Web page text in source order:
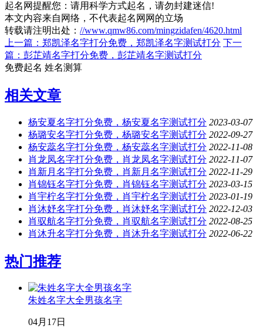
起名网提醒您：请用科学方式起名，请勿封建迷信!
本文内容来自网络，不代表起名网网的立场
转载请注明出处： //www.qmw86.com/mingzidafen/4620.html
上一篇：郑凯泽名字打分免费，郑凯泽名字测试打分 下一
篇：彭芷靖名字打分免费，彭芷靖名字测试打分
免费起名 姓名测算
相关文章
杨安夏名字打分免费，杨安夏名字测试打分 2023-03-07
杨璐安名字打分免费，杨璐安名字测试打分 2022-09-27
杨安蕊名字打分免费，杨安蕊名字测试打分 2022-11-08
肖龙凤名字打分免费，肖龙凤名字测试打分 2022-11-07
肖新月名字打分免费，肖新月名字测试打分 2022-11-29
肖锦钰名字打分免费，肖锦钰名字测试打分 2023-03-15
肖宇柠名字打分免费，肖宇柠名字测试打分 2023-01-19
肖沐妤名字打分免费，肖沐妤名字测试打分 2022-12-03
肖驭航名字打分免费，肖驭航名字测试打分 2022-08-25
肖沐升名字打分免费，肖沐升名字测试打分 2022-06-22
热门推荐
朱姓名字大全男孩名字
04月17日